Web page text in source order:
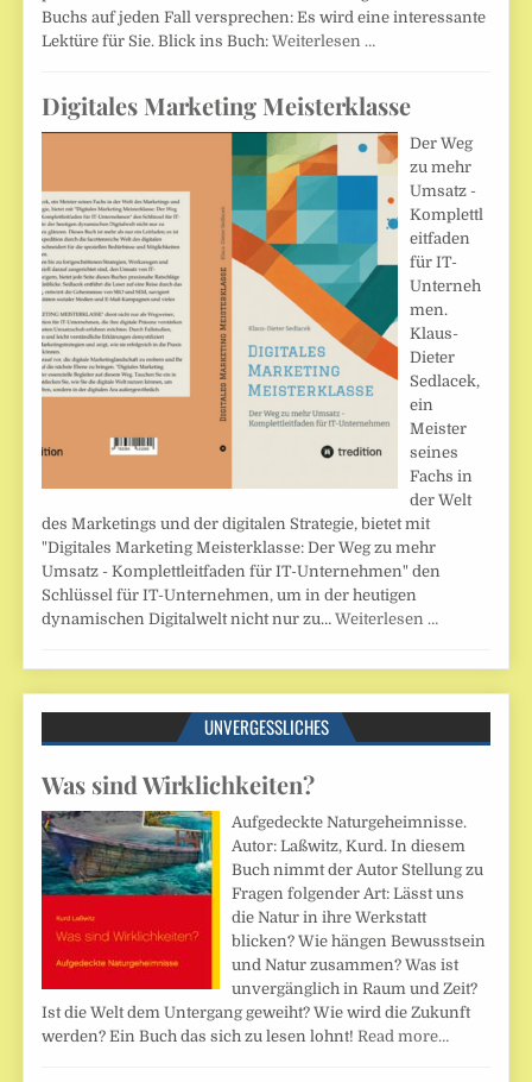
Buchs auf jeden Fall versprechen: Es wird eine interessante
Lektüre für Sie. Blick ins Buch:Weiterlesen …
Digitales Marketing Meisterklasse
Der Weg
zu mehr
Umsatz -
Komplettl
eitfaden
für IT-
Unterneh
men.
Klaus-
Dieter
Sedlacek,
ein
Meister
seines
Fachs in
der Welt
des Marketings und der digitalen Strategie, bietet mit
"Digitales Marketing Meisterklasse: Der Weg zu mehr
Umsatz - Komplettleitfaden für IT-Unternehmen" den
Schlüssel für IT-Unternehmen, um in der heutigen
dynamischen Digitalwelt nicht nur zu…Weiterlesen …
UNVERGESSLICHES
Was sind Wirklichkeiten?
Aufgedeckte Naturgeheimnisse.
Autor: Laßwitz, Kurd. In diesem
Buch nimmt der Autor Stellung zu
Fragen folgender Art: Lässt uns
die Natur in ihre Werkstatt
blicken? Wie hängen Bewusstsein
und Natur zusammen? Was ist
unvergänglich in Raum und Zeit?
Ist die Welt dem Untergang geweiht? Wie wird die Zukunft
werden? Ein Buch das sich zu lesen lohnt! Read more…